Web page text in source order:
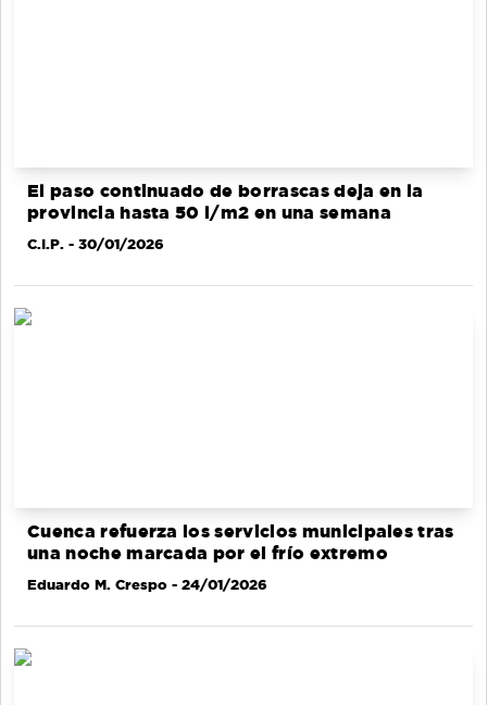
El paso continuado de borrascas deja en la
provincia hasta 50 l/m2 en una semana
C.I.P. - 30/01/2026
Cuenca refuerza los servicios municipales tras
una noche marcada por el frío extremo
Eduardo M. Crespo - 24/01/2026